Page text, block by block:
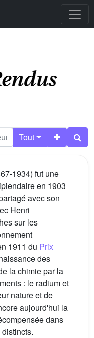
Tout
1934) fut une
en 1903
avec son
Henri
sur les
1911 du Prix
des
la chimie par la
: le radium et
nature et de
aujourd'hui la
dans